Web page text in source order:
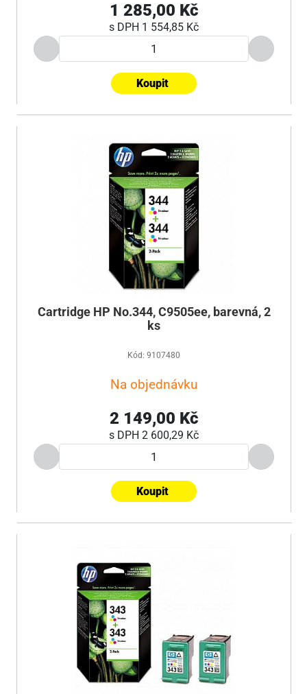
1 285,00 Kč
s DPH 1 554,85 Kč
Koupit
Cartridge HP No.344, C9505ee, barevná, 2
ks
Kód: 9107480
Na objednávku
2 149,00 Kč
s DPH 2 600,29 Kč
Koupit